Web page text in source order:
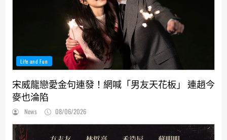
Life and Fun
宋威龍戀愛金句連發！網喊「男友天花板」 連趙今
麥也淪陷
News 08/06/2026